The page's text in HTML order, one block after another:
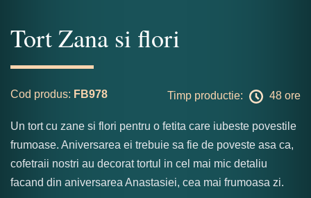
Tort Zana si flori
Cod produs: FB978 Timp productie: 48 ore
Un tort cu zane si flori pentru o fetita care iubeste povestile
frumoase. Aniversarea ei trebuie sa fie de poveste asa ca,
cofetraii nostri au decorat tortul in cel mai mic detaliu
facand din aniversarea Anastasiei, cea mai frumoasa zi.